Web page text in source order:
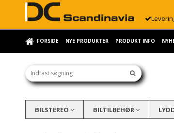
FORSIDE NYE PRODUKTER PRODUKT INFO
BILSTEREO BILTILBEHØR